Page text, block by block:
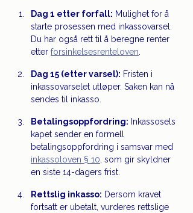
Dag 1 etter forfall: Mulighet for å
starte prosessen med inkassovarsel.
Du har også rett til å beregne renter
etter forsinkelsesrenteloven.
Dag 15 (etter varsel): Fristen i
inkassovarselet utløper. Saken kan nå
sendes til inkasso.
Betalingsoppfordring: Inkassosels
kapet sender en formell
betalingsoppfordring i samsvar med
inkassoloven § 10, som gir skyldner
en siste 14-dagers frist.
Rettslig inkasso: Dersom kravet
fortsatt er ubetalt, vurderes rettslige